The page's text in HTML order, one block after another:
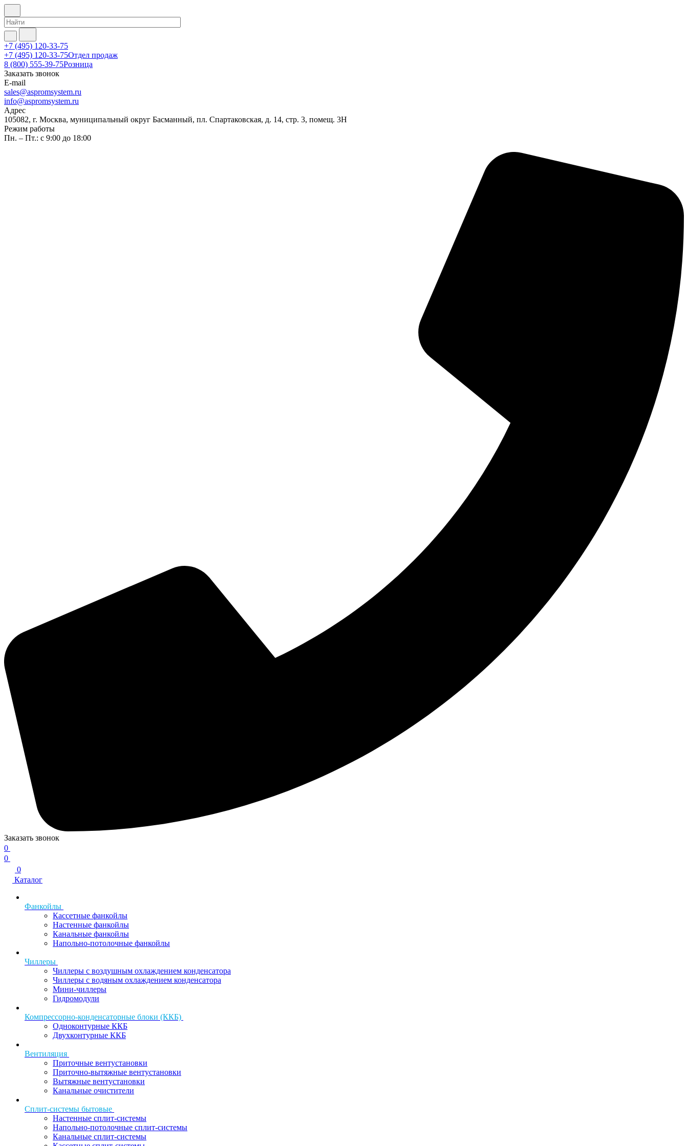
+7 (495) 120-33-75
+7 (495) 120-33-75Отдел продаж
8 (800) 555-39-75Розница
Заказать звонок
E-mail
sales@aspromsystem.ru
info@aspromsystem.ru
Адрес
105082, г. Москва, муниципальный округ Басманный, пл. Спартаковская, д. 14, стр. 3, помещ. 3Н
Режим работы
Пн. – Пт.: с 9:00 до 18:00
Заказать звонок
0
0
0
Каталог
Фанкойлы
Кассетные фанкойлы
Настенные фанкойлы
Канальные фанкойлы
Напольно-потолочные фанкойлы
Чиллеры
Чиллеры с воздушным охлаждением конденсатора
Чиллеры с водяным охлаждением конденсатора
Мини-чиллеры
Гидромодули
Компрессорно-конденсаторные блоки (ККБ)
Одноконтурные ККБ
Двухконтурные ККБ
Вентиляция
Приточные вентустановки
Приточно-вытяжные вентустановки
Вытяжные вентустановки
Канальные очистители
Сплит-системы бытовые
Настенные сплит-системы
Напольно-потолочные сплит-системы
Канальные сплит-системы